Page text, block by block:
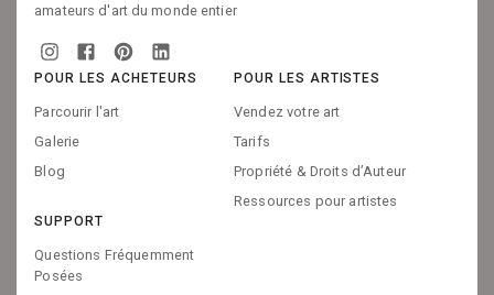
amateurs d'art du monde entier
POUR LES ACHETEURS
Parcourir l'art
Galerie
Blog
POUR LES ARTISTES
Vendez votre art
Tarifs
Propriété & Droits d’Auteur
Ressources pour artistes
SUPPORT
Questions Fréquemment
Posées